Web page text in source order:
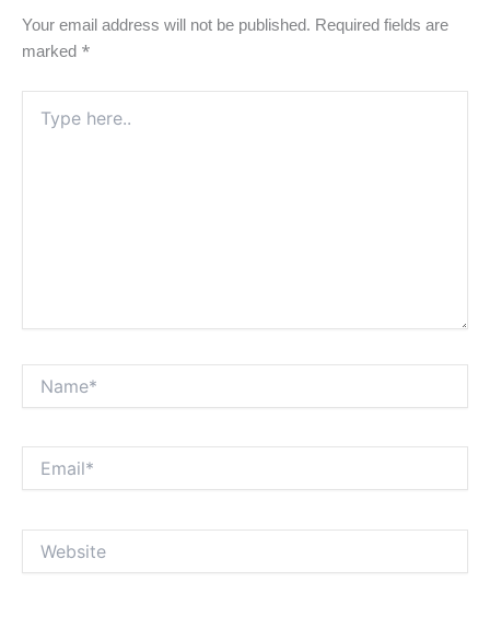
Your email address will not be published. Required fields are
marked *
here..